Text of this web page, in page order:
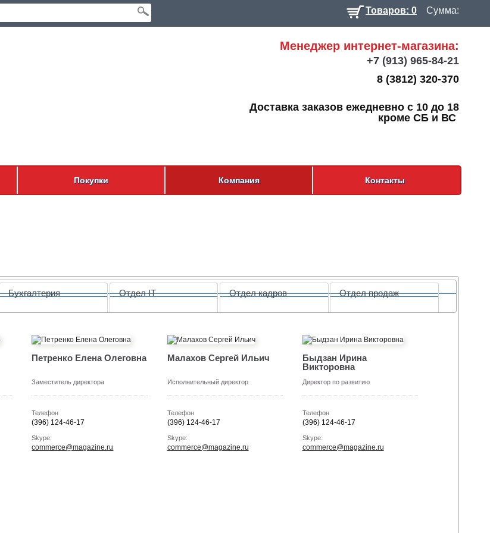
Товаров: 0 Сумма:
Менеджер интернет-магазина:
+7 (913) 965-84-21
8 (3812) 320-370
Доставка заказов ежедневно с 10 до 18
кроме СБ и ВС
Покупки Компания Контакты
Бухгалтерия Отдел IT Отдел кадров Отдел продаж
Петренко Елена Олеговна
Заместитель директора
Телефон
(396) 124-46-17
Skype:
commerce@magazine.ru
Малахов Сергей Ильич
Исполнительный директор
Телефон
(396) 124-46-17
Skype:
commerce@magazine.ru
Быдзан Ирина
Викторовна
Директор по развитию
Телефон
(396) 124-46-17
Skype:
commerce@magazine.ru